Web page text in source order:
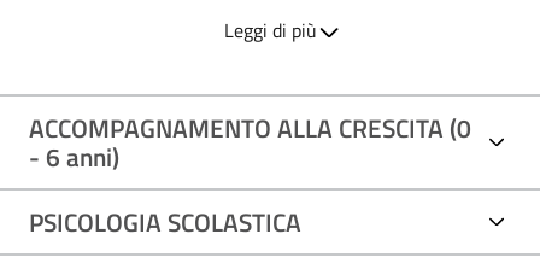
cognitive, Patologie neurologiche e neuromotorie, Disturbi
Familiare possono essere accolte situazioni di minorenni e
genitori interessati da un disagio psicologico individuale o
familiare, supporto evolutivo nell'adolescenza,
contraccezione o interruzione di gravidanza,
maltrattamento o abuso sessuale, provvedimenti di tutela
Leggi di più
ACCOMPAGNAMENTO ALLA CRESCITA (0
- 6 anni)
PSICOLOGIA SCOLASTICA